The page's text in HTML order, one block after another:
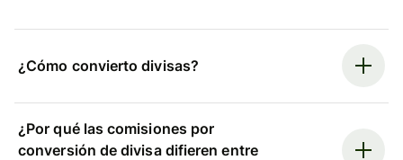
¿Cómo convierto divisas?
¿Por qué las comisiones por
conversión de divisa difieren entre